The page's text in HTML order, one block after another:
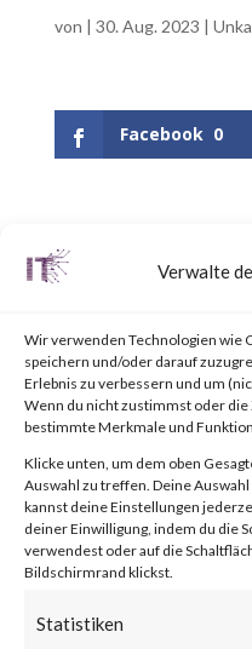
Verwalte
Wir verwenden Technologien wie
speichern und/oder darauf
Erlebnis zu verbessern und um
Wenn du nicht zustimmst oder
bestimmte Merkmale und
Klicke unten, um dem oben
Auswahl zu treffen. Deine
kannst deine Einstellungen
deiner Einwilligung, indem du die
verwendest oder auf die
Bildschirmrand klickst.
Statistiken
von | 30. Aug. 2023 |
Facebook 0
What is
for file
compression/
and archive
What is the